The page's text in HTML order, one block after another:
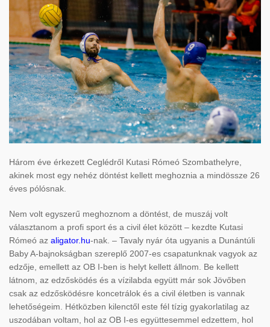
Három éve érkezett Ceglédről Kutasi Rómeó Szombathelyre,
akinek most egy nehéz döntést kellett meghoznia a mindössze 26
éves pólósnak.
Nem volt egyszerű meghoznom a döntést, de muszáj volt
választanom a profi sport és a civil élet között – kezdte Kutasi
Rómeó az aligator.hu-nak. – Tavaly nyár óta ugyanis a Dunántúli
Baby A-bajnokságban szereplő 2007-es csapatunknak vagyok az
edzője, emellett az OB I-ben is helyt kellett állnom. Be kellett
látnom, az edzősködés és a vízilabda együtt már sok Jövőben
csak az edzősködésre koncetrálok és a civil életben is vannak
lehetőségeim. Hétközben kilenctől este fél tízig gyakorlatilag az
uszodában voltam, hol az OB I-es együttesemmel edzettem, hol